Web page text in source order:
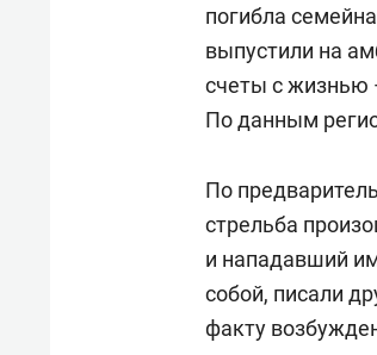
погибла
выпустили на
счеты с жизнью
По данным
По
стрельба
и нападавший
собой, писали
факту